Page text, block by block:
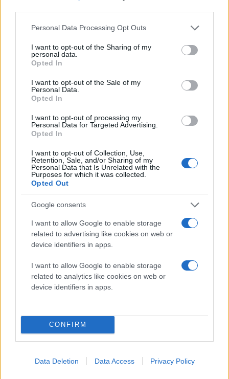
Please note that this website/app uses one or more Google
not limited to your visit or usage behaviour. You may click to
grant or deny consent to Google and its third-party tags to
use your data for below specified purposes in below Google
consent section.
Personal Data Processing Opt Outs
I want to opt-out of the Sharing of my
personal data.
Opted In
I want to opt-out of the Sale of my
Personal Data.
Opted In
I want to opt-out of processing my
Personal Data for Targeted Advertising.
Opted In
I want to opt-out of Collection, Use,
Retention, Sale, and/or Sharing of my
Personal Data that Is Unrelated with the
Purposes for which it was collected.
Opted Out
Google consents
I want to allow Google to enable storage
related to advertising like cookies on web or
device identifiers in apps.
I want to allow Google to enable storage
related to analytics like cookies on web or
device identifiers in apps.
CONFIRM
Data Deletion Data Access Privacy Policy
Διαβάστε περισσότερα